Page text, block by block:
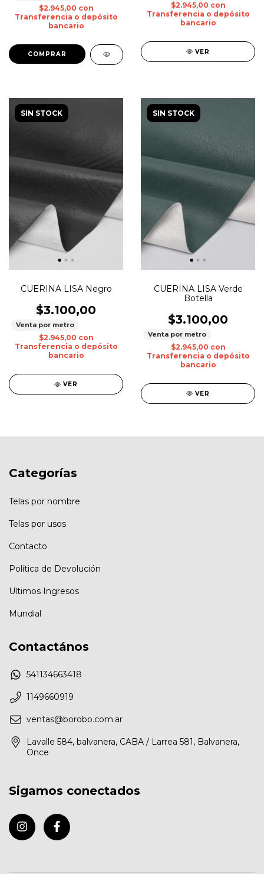
$2.945,00 con
Transferencia o depósito
bancario
$2.945,00 con
Transferencia o depósito
bancario
VER
SIN STOCK
CUERINA LISA Negro
$3.100,00
Venta por metro
$2.945,00 con
Transferencia o depósito
bancario
VER
SIN STOCK
CUERINA LISA Verde
Botella
$3.100,00
Venta por metro
$2.945,00 con
Transferencia o depósito
bancario
VER
Categorías
Telas por nombre
Telas por usos
Contacto
Política de Devolución
Ultimos Ingresos
Mundial
Contactános
541134663418
1149660919
ventas@borobo.com.ar
Lavalle 584, balvanera, CABA / Larrea 581, Balvanera,
Once
Sigamos conectados